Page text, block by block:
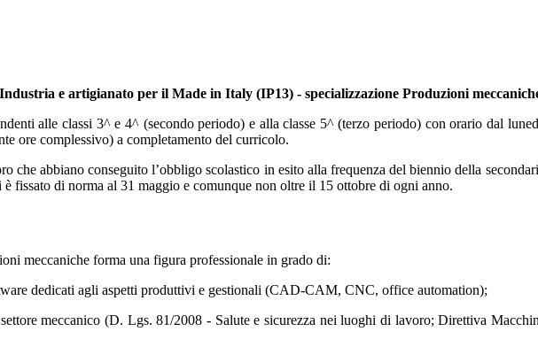
e artigianato per il Made in Italy (IP13) - specializzazione Produzioni
alle classi 3^ e 4^ (secondo periodo) e alla classe 5^ (terzo periodo) con orario dal
ore complessivo) a completamento del curricolo.
abbiano conseguito l’obbligo scolastico in esito alla frequenza del biennio della
fissato di norma al 31 maggio e comunque non oltre il 15 ottobre di ogni anno.
meccaniche forma una figura professionale in grado di:
dedicati agli aspetti produttivi e gestionali (CAD-CAM, CNC, office automation);
meccanico (D. Lgs. 81/2008 - Salute e sicurezza nei luoghi di lavoro; Direttiva